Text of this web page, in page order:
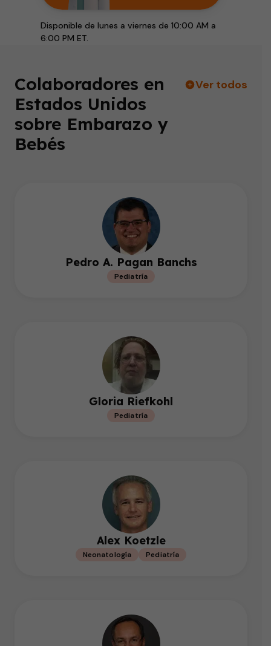
Disponible de lunes a viernes de 10:00 AM a
6:00 PM ET.
Colaboradores en
Estados Unidos
sobre Embarazo y
Bebés
Ver todos
Pedro A. Pagan Banchs
Pediatría
Gloria Riefkohl
Pediatría
Alex Koetzle
Neonatología Pediatría